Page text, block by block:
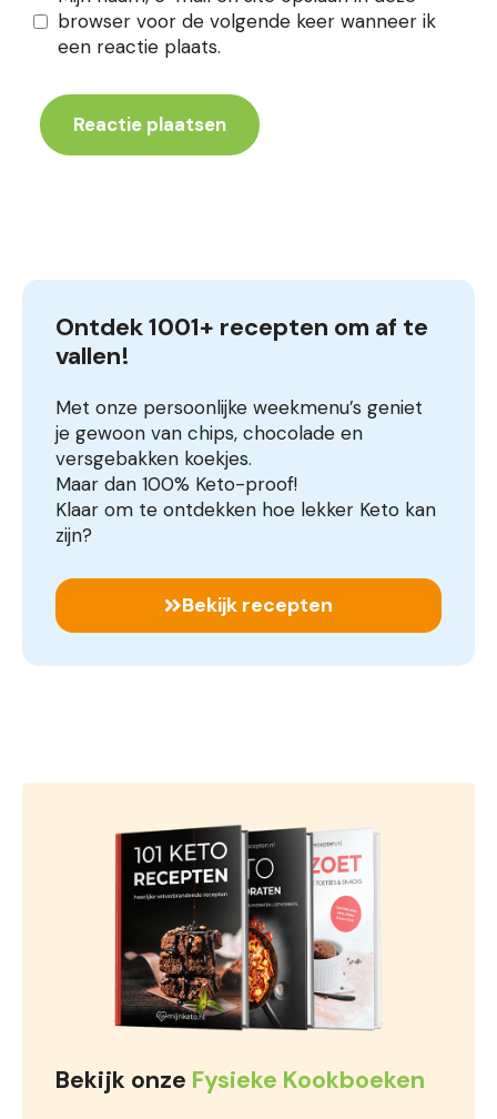
browser voor de volgende keer wanneer ik
een reactie plaats.
Ontdek 1001+ recepten om af te
vallen!
Met onze persoonlijke weekmenu’s geniet
je gewoon van chips, chocolade en
versgebakken koekjes.
Maar dan 100% Keto-proof!
Klaar om te ontdekken hoe lekker Keto kan
zijn?
Bekijk recepten
Bekijk onze Fysieke Kookboeken